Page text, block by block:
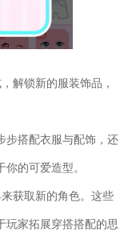
解锁新的服装饰品，
步搭配衣服与配饰，还
的可爱造型。
获取新的角色。这些
玩家拓展穿搭搭配的思